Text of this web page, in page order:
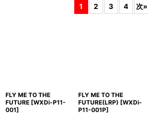
1 2 3 4 次»
FLY ME TO THE
FUTURE [WXDi-P11-
001]
FLY ME TO THE
FUTURE(LRP) [WXDi-
P11-001P]